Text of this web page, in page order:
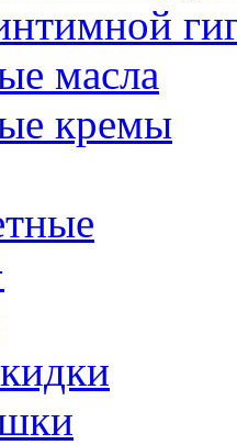
масла
кремы